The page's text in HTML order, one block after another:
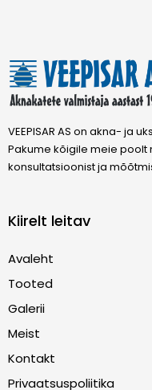
VEEPISAR AS on akna- ja
Pakume kõigile meie
konsultatsioonist ja
Kiirelt leitav
Avaleht
Tooted
Galerii
Meist
Kontakt
Privaatsuspoliitika